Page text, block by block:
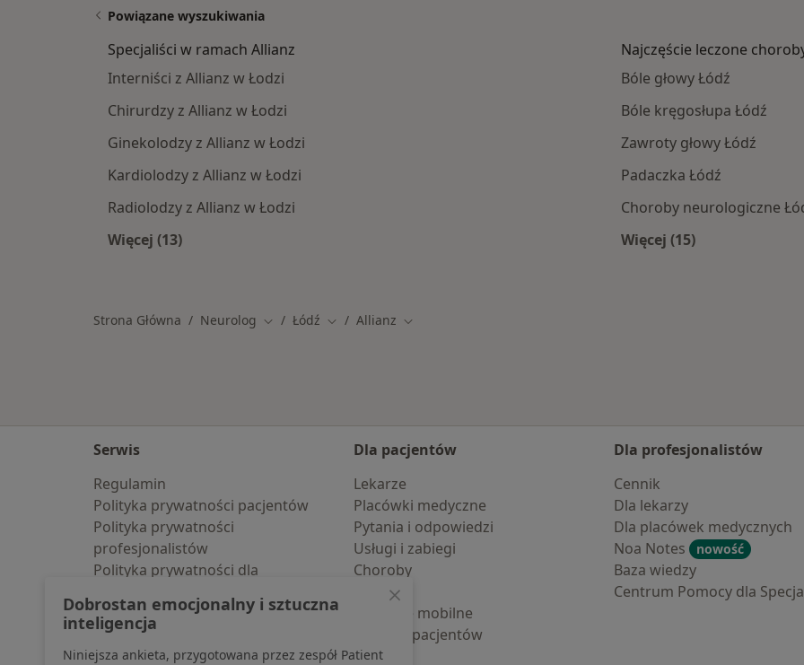
Powiązane wyszukiwania
Specjaliści w ramach Allianz
Interniści z Allianz w Łodzi
Chirurdzy z Allianz w Łodzi
Ginekolodzy z Allianz w Łodzi
Kardiolodzy z Allianz w Łodzi
Radiolodzy z Allianz w Łodzi
Więcej (13)
Najczęście leczone
Bóle głowy Łódź
Bóle kręgosłupa Łódź
Zawroty głowy Łódź
Padaczka Łódź
Choroby neurologiczne
Więcej (15)
Strona Główna Neurolog Zmień miasto
Łódź Zmień miasto
Allianz Zmień miasto
Serwis
Regulamin
Polityka prywatności pacjentów
Polityka prywatności
profesjonalistów
Polityka prywatności dla
pozyskaliśmy samodzielnie
Polityka cookies
Jak działają wyniki wyszukiwania
Dla pacjentów
Lekarze
Placówki medyczne
Pytania i odpowiedzi
Usługi i zabiegi
Choroby
Pomoc
Aplikacje mobilne
Blog dla pacjentów
Dla profesjonalistów
Cennik
Dla lekarzy
Dla placówek medycznych
Noa Notes
nowość
Baza wiedzy
Centrum Pomocy dla
Dobrostan emocjonalny i sztuczna
inteligencja
Niniejsza ankieta, przygotowana przez zespół Patient